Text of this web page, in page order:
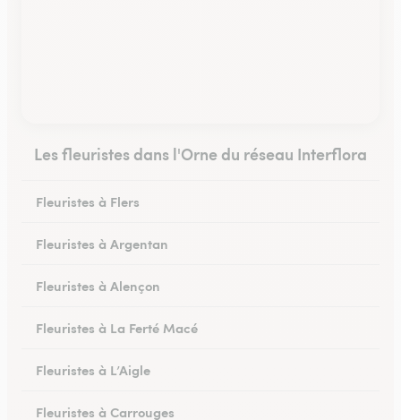
Les fleuristes dans l'Orne du réseau Interflora
Fleuristes à Flers
Fleuristes à Argentan
Fleuristes à Alençon
Fleuristes à La Ferté Macé
Fleuristes à L’Aigle
Fleuristes à Carrouges